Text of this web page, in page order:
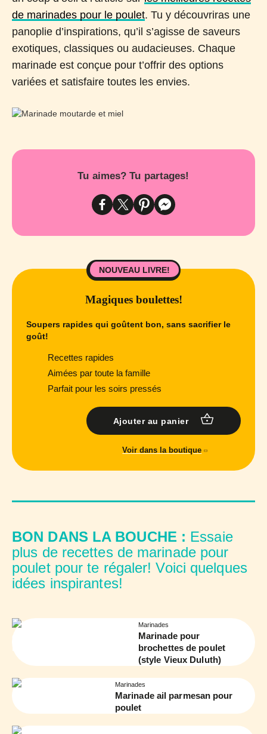
de marinades pour le poulet. Tu y découvriras une
panoplie d’inspirations, qu’il s’agisse de saveurs
exotiques, classiques ou audacieuses. Chaque
marinade est conçue pour t’offrir des options
variées et satisfaire toutes les envies.
Tu aimes? Tu partages!
NOUVEAU LIVRE!
Magiques boulettes!
Soupers rapides qui goûtent bon, sans sacrifier le
goût!
Recettes rapides
Aimées par toute la famille
Parfait pour les soirs pressés
Ajouter au panier
Voir dans la boutique
BON DANS LA BOUCHE : Essaie
plus de recettes de marinade pour
poulet pour te régaler! Voici quelques
idées inspirantes!
Marinades
Marinade pour
brochettes de poulet
(style Vieux Duluth)
Marinades
Marinade ail parmesan pour
poulet